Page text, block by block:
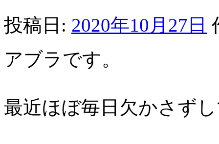
投稿日: 2020年10月27日
アブラです。
最近ほぼ毎日欠かさず